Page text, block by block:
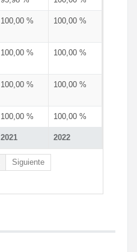
2021 2022
100,00 % 100,00 %
100,00 % 100,00 %
100,00 % 100,00 %
100,00 % 100,00 %
Siguiente